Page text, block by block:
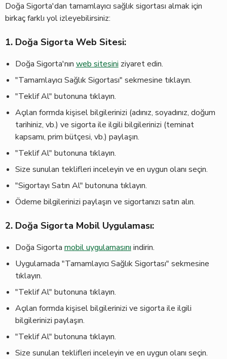
Doğa Sigorta'dan tamamlayıcı sağlık sigortası almak için
birkaç farklı yol izleyebilirsiniz:
1. Doğa Sigorta Web Sitesi:
Doğa Sigorta'nın web sitesini ziyaret edin.
"Tamamlayıcı Sağlık Sigortası" sekmesine tıklayın.
"Teklif Al" butonuna tıklayın.
Açılan formda kişisel bilgilerinizi (adınız, soyadınız, doğum
tarihiniz, vb.) ve sigorta ile ilgili bilgilerinizi (teminat
kapsamı, prim bütçesi, vb.) paylaşın.
"Teklif Al" butonuna tıklayın.
Size sunulan teklifleri inceleyin ve en uygun olanı seçin.
"Sigortayı Satın Al" butonuna tıklayın.
Ödeme bilgilerinizi paylaşın ve sigortanızı satın alın.
2. Doğa Sigorta Mobil Uygulaması:
Doğa Sigorta mobil uygulamasını indirin.
Uygulamada "Tamamlayıcı Sağlık Sigortası" sekmesine
tıklayın.
"Teklif Al" butonuna tıklayın.
Açılan formda kişisel bilgilerinizi ve sigorta ile ilgili
bilgilerinizi paylaşın.
"Teklif Al" butonuna tıklayın.
Size sunulan teklifleri inceleyin ve en uygun olanı seçin.